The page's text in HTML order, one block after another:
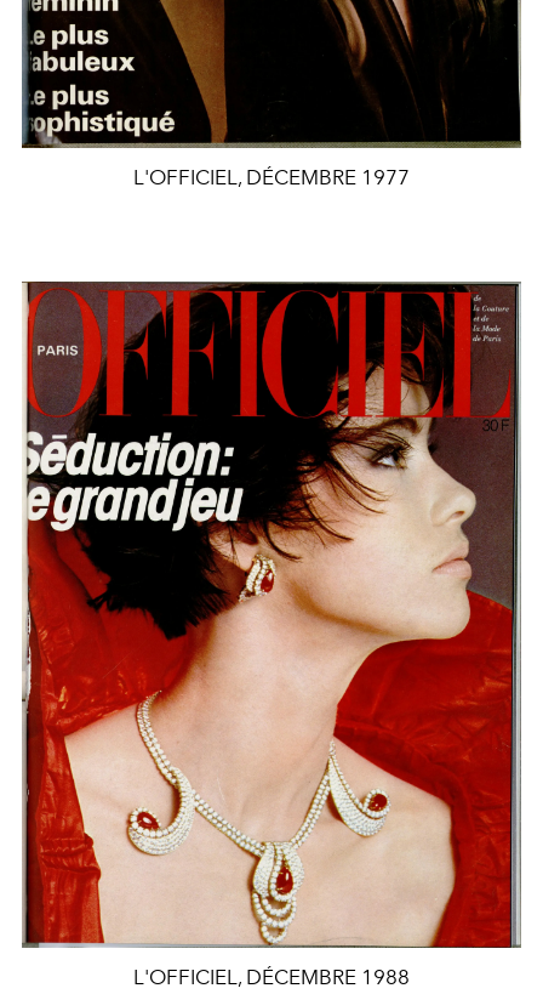
L'OFFICIEL, DÉCEMBRE 1977
L'OFFICIEL, DÉCEMBRE 1988